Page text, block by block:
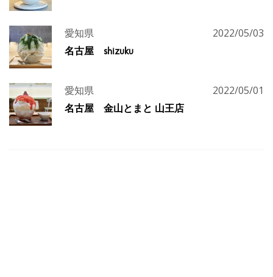
愛知県 2022/05/03
名古屋 shizuku
愛知県 2022/05/01
名古屋 金山とまと 山王店